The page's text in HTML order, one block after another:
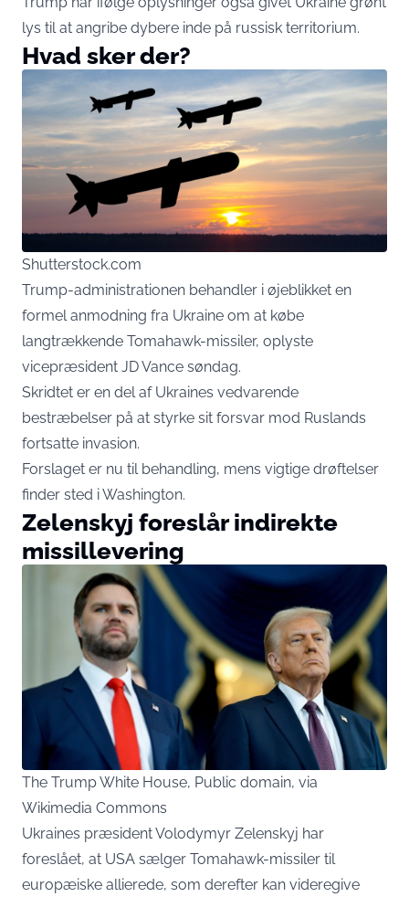
lys til at angribe dybere inde på russisk territorium.
Hvad sker der?
Shutterstock.com
Trump-administrationen behandler i øjeblikket en
formel anmodning fra Ukraine om at købe
langtrækkende Tomahawk-missiler, oplyste
vicepræsident JD Vance søndag.
Skridtet er en del af Ukraines vedvarende
bestræbelser på at styrke sit forsvar mod Ruslands
fortsatte invasion.
Forslaget er nu til behandling, mens vigtige drøftelser
finder sted i Washington.
Zelenskyj foreslår indirekte
missillevering
The Trump White House, Public domain, via
Wikimedia Commons
Ukraines præsident Volodymyr Zelenskyj har
foreslået, at USA sælger Tomahawk-missiler til
europæiske allierede, som derefter kan videregive